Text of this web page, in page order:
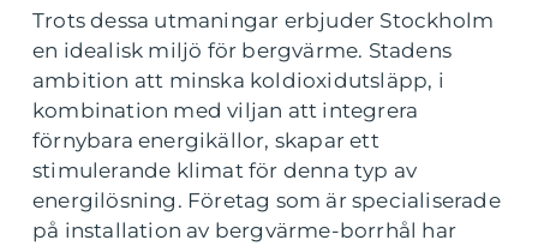
Trots dessa utmaningar erbjuder Stockholm
en idealisk miljö för bergvärme. Stadens
ambition att minska koldioxidutsläpp, i
kombination med viljan att integrera
förnybara energikällor, skapar ett
stimulerande klimat för denna typ av
energilösning. Företag som är specialiserade
på installation av bergvärme-borrhål har